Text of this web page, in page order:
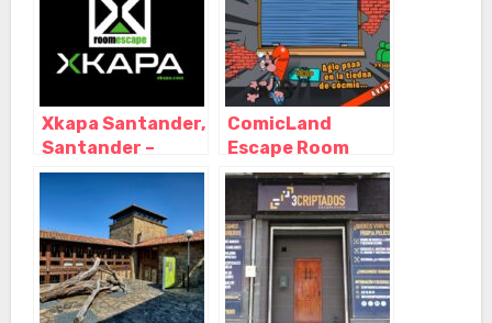
Xkapa Santander,
Santander –
Cantabria
ComicLand
Escape Room
Santander,
Santander –
Cantabria